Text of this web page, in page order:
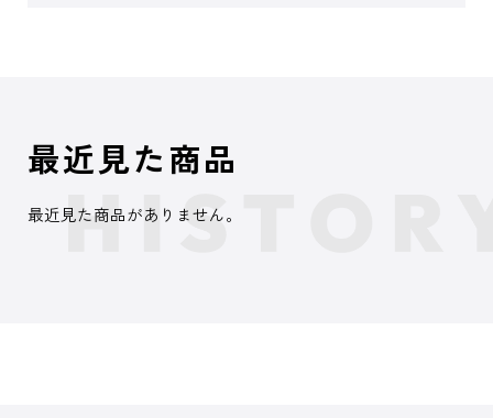
最近見た商品
最近見た商品がありません。